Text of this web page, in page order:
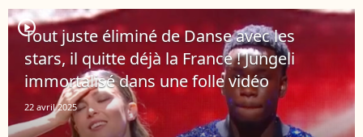
player2
Tout juste éliminé de Danse avec les
stars, il quitte déjà la France ! Jungeli
immortalisé dans une folle vidéo
22 avril 2025